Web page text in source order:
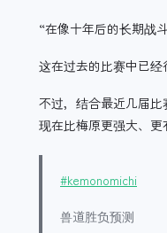
“在像十年后的长期战
这在过去的比赛中已经
不过，结合最近几届比
现在比梅原更强大、更
#kemonomichi
兽道胜负预测